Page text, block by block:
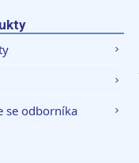
se odborníka